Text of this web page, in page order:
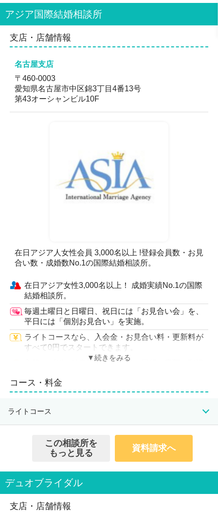
の他、今後に役立つ婚活情報もお伝えします。
※無料相談時にご入会いただくことはありませんのでご
安心ください。
対応地域
※全て税込
アジア国際結婚相談所
支店・店舗情報
名古屋支店
〒460-0003
愛知県名古屋市中区錦3丁目4番13号
第43オーシャンビル10F
在日アジア人女性会員 3,000名以上 !登録会員数・お見
合い数・成婚数No.1の国際結婚相談所。
在日アジア女性3,000名以上！ 成婚実績No.1の国際
結婚相談所。
毎週土曜日と日曜日、祝日には「お見合い会」を、
平日には「個別お見合い」を実施。
ライトコースなら、入会金・お見合い料・更新料が
すべて0円でスタートできます。
入籍、ビザ、独身証明書の申請に同行、書類の翻訳
2025年開催予定の年間173回のお見合いパーティー
成婚パーティーを華やかに彩る、ヘアメイクや着
付、写真・動画撮影、ケーキを提供。
入会資格
結婚を前向きに考える全ての方の力になりたいという思
会員数/男女比
無料のサービス
コース・料金
ライトコース
成婚料
5,500円(税込) 330,000円(税込)
この相談所を
もっと見る
資料請求へ
デュオブライダル
支店・店舗情報